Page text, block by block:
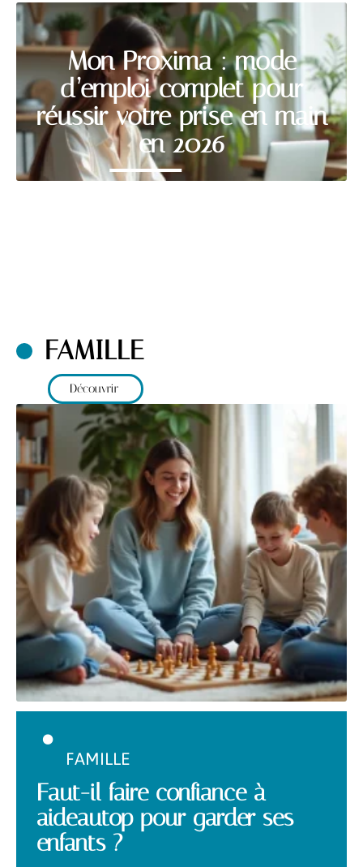
Mon Proxima : mode
d’emploi complet pour
réussir votre prise en main
en 2026
FAMILLE
Découvrir
FAMILLE
Faut-il faire confiance à
aideautop pour garder ses
enfants ?